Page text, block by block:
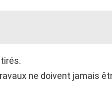
ne doivent jamais